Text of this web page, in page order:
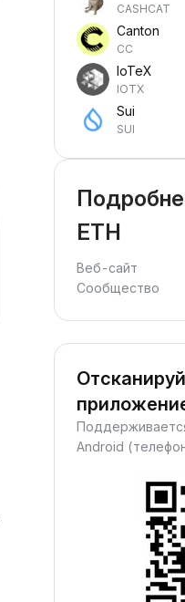
CASHCAT
Canton
CC
IoTeX
IOTX
Sui
SUI
ETH
Веб-сайт
Сообщество
Android